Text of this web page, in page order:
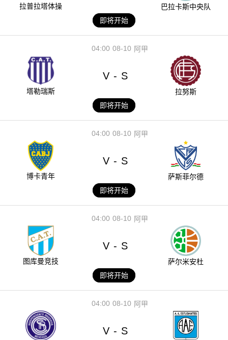
拉普拉塔体操
巴拉卡斯中央队
即将开始
08-10
04:00 阿甲
塔勒瑞斯
V - S
拉努斯
即将开始
08-10
04:00 阿甲
博卡青年
V - S
萨斯菲尔德
即将开始
08-10
04:00 阿甲
图库曼竞技
V - S
萨尔米安杜
即将开始
08-10
04:00 阿甲
V - S